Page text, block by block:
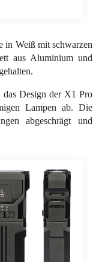
in Weiß mit schwarzen
aus Aluminium und
Design der X1 Pro
Lampen ab. Die
abgeschrägt und